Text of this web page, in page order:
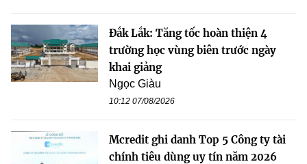
Đắk Lắk: Tăng tốc hoàn thiện 4
trường học vùng biên trước ngày
khai giảng
Ngọc Giàu
10:12 07/08/2026
Mcredit ghi danh Top 5 Công ty tài
chính tiêu dùng uy tín năm 2026